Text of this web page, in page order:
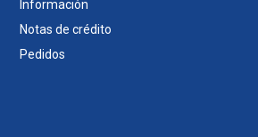
Información
Notas de crédito
Pedidos